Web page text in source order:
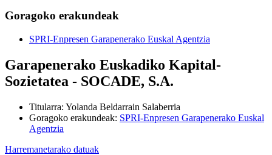
Goragoko erakundeak
SPRI-Enpresen Garapenerako Euskal Agentzia
Garapenerako Euskadiko Kapital-
Sozietatea - SOCADE, S.A.
Titularra: Yolanda Beldarrain Salaberria
Goragoko erakundeak: SPRI-Enpresen Garapenerako Euskal
Agentzia
Harremanetarako datuak